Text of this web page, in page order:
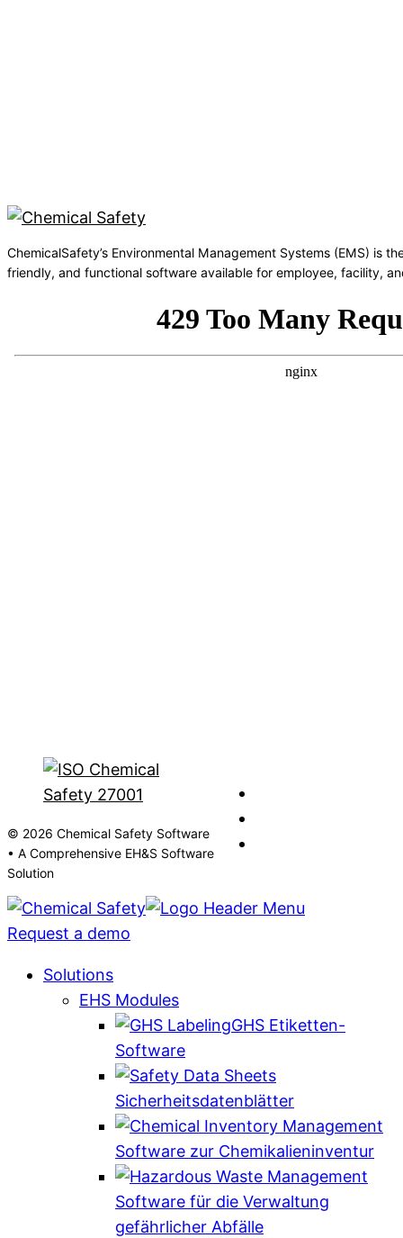
ChemicalSafety’s Environmental Management Systems (EMS) is
friendly, and functional software available for employee, facility,
© 2026 Chemical Safety Software
• A Comprehensive EH&S Software
Solution
Request a demo
Solutions
EHS Modules
GHS Etiketten-
Software
Sicherheitsdatenblätter
Software zur Chemikalieninventur
Software für die Verwaltung
gefährlicher Abfälle